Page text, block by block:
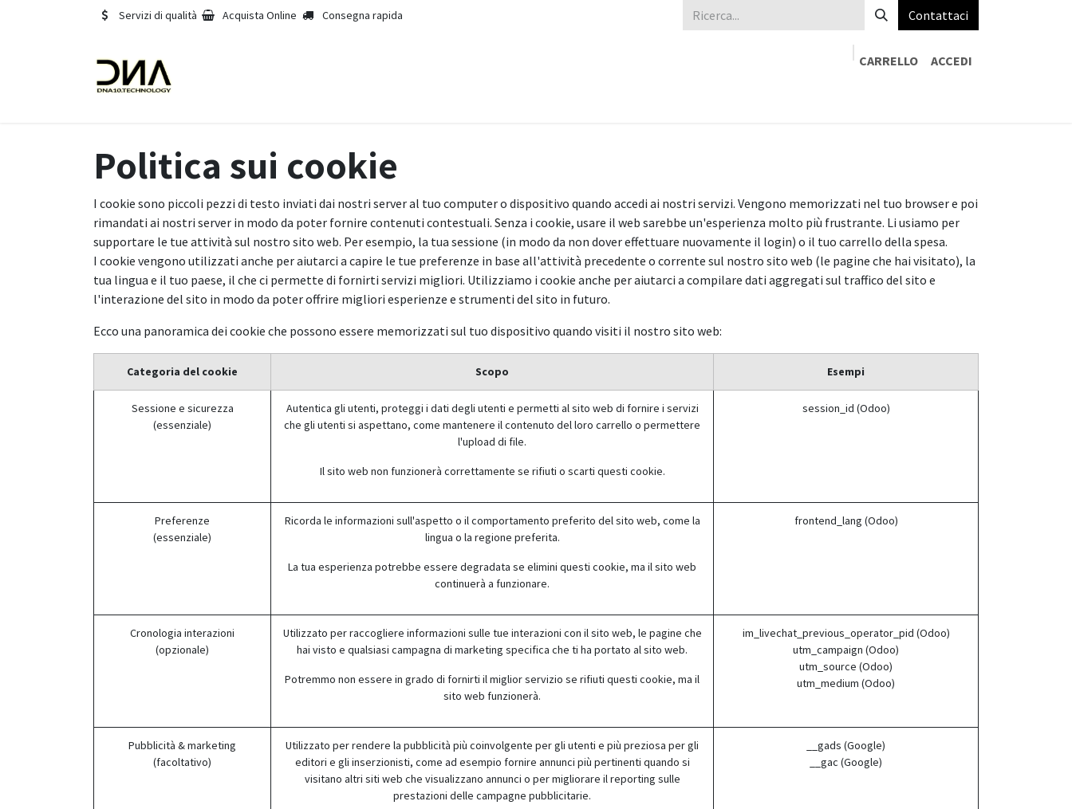
Passa al contenuto Servizi di qualità Acquista Online Consegna rapida Contattaci
CARRELLO
ACCEDI
Politica sui cookie
I cookie sono piccoli pezzi di testo inviati dai nostri server al tuo computer o dispositivo quando accedi ai nostri servizi. Vengono memorizzati nel tuo browser e poi
rimandati ai nostri server in modo da poter fornire contenuti contestuali. Senza i cookie, usare il web sarebbe un'esperienza molto più frustrante. Li usiamo per
supportare le tue attività sul nostro sito web. Per esempio, la tua sessione (in modo da non dover effettuare nuovamente il login) o il tuo carrello della spesa.
I cookie vengono utilizzati anche per aiutarci a capire le tue preferenze in base all'attività precedente o corrente sul nostro sito web (le pagine che hai visitato), la
tua lingua e il tuo paese, il che ci permette di fornirti servizi migliori. Utilizziamo i cookie anche per aiutarci a compilare dati aggregati sul traffico del sito e
l'interazione del sito in modo da poter offrire migliori esperienze e strumenti del sito in futuro.
Ecco una panoramica dei cookie che possono essere memorizzati sul tuo dispositivo quando visiti il nostro sito web:
Categoria del cookie Scopo Esempi
Sessione e sicurezza
(essenziale)
Autentica gli utenti, proteggi i dati degli utenti e permetti al sito web di fornire i servizi
che gli utenti si aspettano, come mantenere il contenuto del loro carrello o permettere
l'upload di file.
Il sito web non funzionerà correttamente se rifiuti o scarti questi cookie.
session_id (Odoo)
Preferenze
(essenziale)
Ricorda le informazioni sull'aspetto o il comportamento preferito del sito web, come la
lingua o la regione preferita.
La tua esperienza potrebbe essere degradata se elimini questi cookie, ma il sito web
continuerà a funzionare.
frontend_lang (Odoo)
Cronologia interazioni
(opzionale)
Utilizzato per raccogliere informazioni sulle tue interazioni con il sito web, le pagine che
hai visto e qualsiasi campagna di marketing specifica che ti ha portato al sito web.
Potremmo non essere in grado di fornirti il miglior servizio se rifiuti questi cookie, ma il
sito web funzionerà.
im_livechat_previous_operator_pid (Odoo)
utm_campaign (Odoo)
utm_source (Odoo)
utm_medium (Odoo)
Pubblicità & marketing
(facoltativo)
Utilizzato per rendere la pubblicità più coinvolgente per gli utenti e più preziosa per gli
editori e gli inserzionisti, come ad esempio fornire annunci più pertinenti quando si
visitano altri siti web che visualizzano annunci o per migliorare il reporting sulle
prestazioni delle campagne pubblicitarie.
__gads (Google)
__gac (Google)